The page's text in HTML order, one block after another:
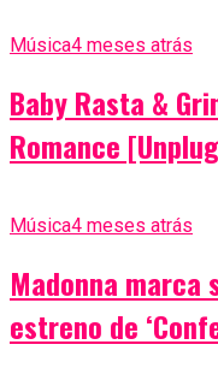
Música4 meses atrás
Baby Rasta &
Romance
Música4 meses atrás
Madonna marca
estreno de